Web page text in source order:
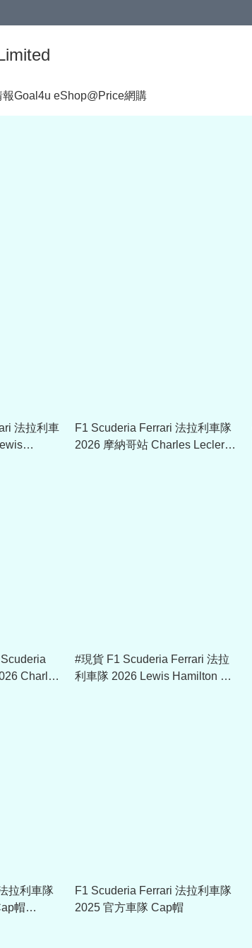
Goal4u eShop@Price網購
法拉利車
F1 Scuderia Ferrari 法拉利車隊
2026 摩納哥站 Charles Leclerc
Charles
#現貨 F1 Scuderia Ferrari 法拉
利車隊 2026 Lewis Hamilton 車
拉利車隊
帽
F1 Scuderia Ferrari 法拉利車隊
2025 官方車隊 Cap帽